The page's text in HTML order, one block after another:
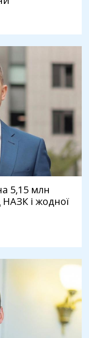
5,15 млн
і жодної